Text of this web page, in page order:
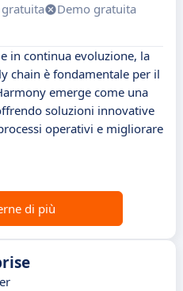
Demo gratuita
in continua evoluzione, la
chain è fondamentale per il
emerge come una
soluzioni innovative
operativi e migliorare
di più